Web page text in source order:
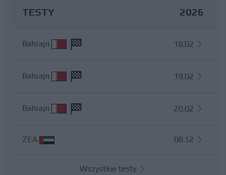
TESTY 2026
Bahrajn 18.02
Bahrajn 19.02
Bahrajn 20.02
ZEA 08.12
Wszystkie testy